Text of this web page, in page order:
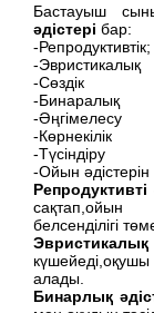
Бастауыш
әдістері бар:
-Репродуктивтік;
-Эвристикалық
-Сөздік
-Бинаралық
-Әңгімелесу
-Көрнекілік
-Түсіндіру
-Ойын
Репродуктивті
сақтап,ойын
белсенділігі
Эвристикалы
күшейеді,оқушы
алады.
Бинарлық